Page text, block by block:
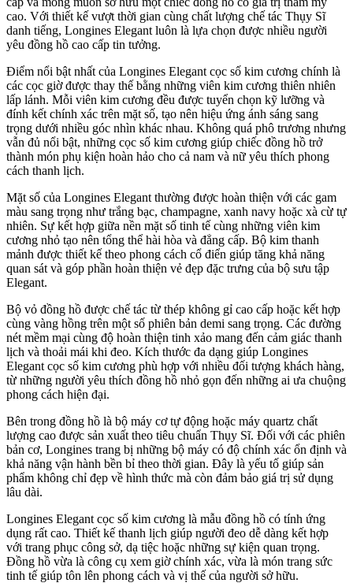
cao. Với thiết kế vượt thời gian cùng chất lượng chế tác Thụy Sĩ
danh tiếng, Longines Elegant luôn là lựa chọn được nhiều người
yêu đồng hồ cao cấp tin tưởng.
Điểm nổi bật nhất của Longines Elegant cọc số kim cương chính là
các cọc giờ được thay thế bằng những viên kim cương thiên nhiên
lấp lánh. Mỗi viên kim cương đều được tuyển chọn kỹ lưỡng và
đính kết chính xác trên mặt số, tạo nên hiệu ứng ánh sáng sang
trọng dưới nhiều góc nhìn khác nhau. Không quá phô trương nhưng
vẫn đủ nổi bật, những cọc số kim cương giúp chiếc đồng hồ trở
thành món phụ kiện hoàn hảo cho cả nam và nữ yêu thích phong
cách thanh lịch.
Mặt số của Longines Elegant thường được hoàn thiện với các gam
màu sang trọng như trắng bạc, champagne, xanh navy hoặc xà cừ tự
nhiên. Sự kết hợp giữa nền mặt số tinh tế cùng những viên kim
cương nhỏ tạo nên tổng thể hài hòa và đẳng cấp. Bộ kim thanh
mảnh được thiết kế theo phong cách cổ điển giúp tăng khả năng
quan sát và góp phần hoàn thiện vẻ đẹp đặc trưng của bộ sưu tập
Elegant.
Bộ vỏ đồng hồ được chế tác từ thép không gỉ cao cấp hoặc kết hợp
cùng vàng hồng trên một số phiên bản demi sang trọng. Các đường
nét mềm mại cùng độ hoàn thiện tinh xảo mang đến cảm giác thanh
lịch và thoải mái khi đeo. Kích thước đa dạng giúp Longines
Elegant cọc số kim cương phù hợp với nhiều đối tượng khách hàng,
từ những người yêu thích đồng hồ nhỏ gọn đến những ai ưa chuộng
phong cách hiện đại.
Bên trong đồng hồ là bộ máy cơ tự động hoặc máy quartz chất
lượng cao được sản xuất theo tiêu chuẩn Thụy Sĩ. Đối với các phiên
bản cơ, Longines trang bị những bộ máy có độ chính xác ổn định và
khả năng vận hành bền bỉ theo thời gian. Đây là yếu tố giúp sản
phẩm không chỉ đẹp về hình thức mà còn đảm bảo giá trị sử dụng
lâu dài.
Longines Elegant cọc số kim cương là mẫu đồng hồ có tính ứng
dụng rất cao. Thiết kế thanh lịch giúp người đeo dễ dàng kết hợp
với trang phục công sở, dạ tiệc hoặc những sự kiện quan trọng.
Đồng hồ vừa là công cụ xem giờ chính xác, vừa là món trang sức
tinh tế giúp tôn lên phong cách và vị thế của người sở hữu.